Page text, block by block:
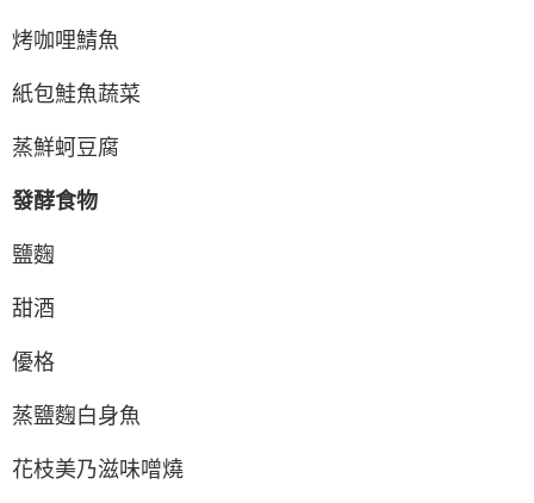
烤咖哩鯖魚
紙包鮭魚蔬菜
蒸鮮蚵豆腐
發酵食物
鹽麴
甜酒
優格
蒸鹽麴白身魚
花枝美乃滋味噌燒